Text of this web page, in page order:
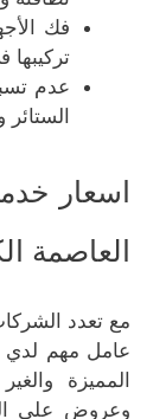
فك
تركيبها
عدم
اسعار
العاصمة
مع تعدد
عامل مهم لدي
المميزة
وعروض على